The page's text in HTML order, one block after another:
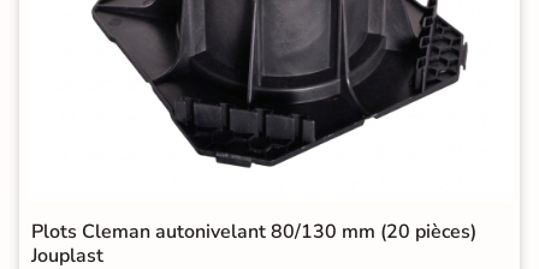
Plots Cleman autonivelant 80/130 mm (20 pièces)
Jouplast